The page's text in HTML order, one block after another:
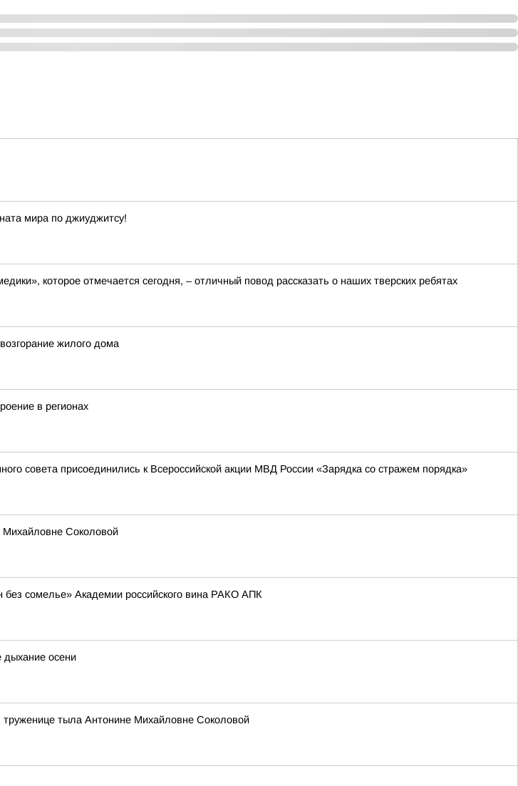
мира по джиуджитсу!
которое отмечается сегодня, – отличный повод рассказать о наших тверских ребятах
жилого дома
в регионах
совета присоединились к Всероссийской акции МВД России «Зарядка со стражем порядка»
Михайловне Соколовой
сомелье» Академии российского вина РАКО АПК
дыхание осени
труженице тыла Антонине Михайловне Соколовой